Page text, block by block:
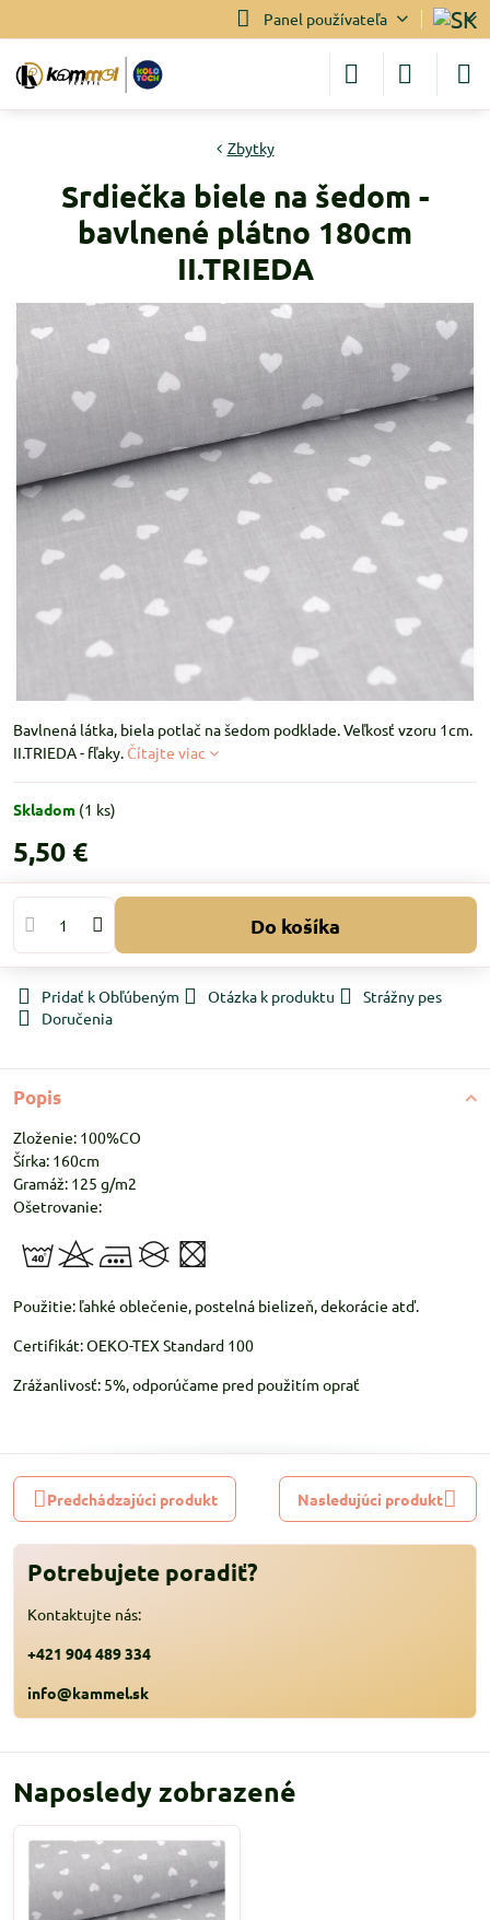
Panel používateľa
Zbytky
Srdiečka biele na šedom -
bavlnené plátno 180cm
II.TRIEDA
Bavlnená látka, biela potlač na šedom podklade. Veľkosť vzoru 1cm.
II.TRIEDA - fľaky. Čítajte viac
Skladom (1 ks)
5,50 €
Do košíka
Pridať k Obľúbeným Otázka k produktu
Strážny pes
Doručenia
Popis
Zloženie: 100%CO
Šírka: 160cm
Gramáž: 125 g/m2
Ošetrovanie:
Použitie: ľahké oblečenie, postelná bielizeň, dekorácie atď.
Certifikát: OEKO-TEX Standard 100
Zrážanlivosť: 5%, odporúčame pred použitím oprať
Predchádzajúci produkt Nasledujúci produkt
Potrebujete poradiť?
Kontaktujte nás:
+421 904 489 334
info@kammel.sk
Naposledy zobrazené